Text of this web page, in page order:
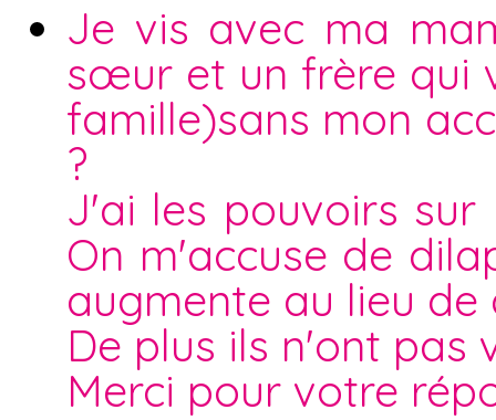
Je vis avec ma
sœur et un frère qui
famille)sans mon
?
J'ai les pouvoirs
On m'accuse de
augmente au lieu de
De plus ils n'ont pas
Merci pour votre